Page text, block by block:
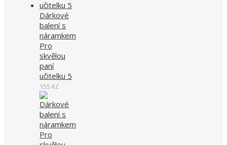
Dárkové
balení s
náramkem
Pro
skvělou
paní
učitelku 5
155 Kč